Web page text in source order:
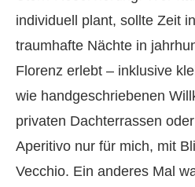
individuell plant, sollte Zeit
traumhafte Nächte in
Florenz erlebt – inklusive
wie handgeschriebenen
privaten Dachterrassen
Aperitivo nur für mich, mit
Vecchio. Ein anderes Mal